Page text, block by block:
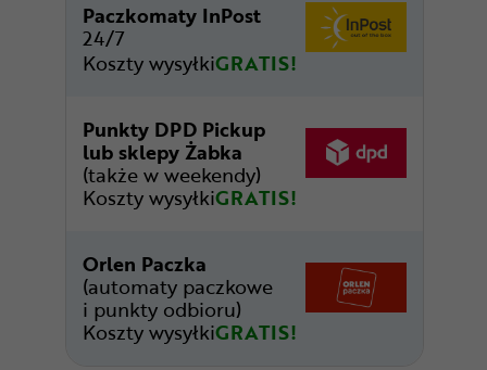
Paczkomaty InPost
24/7
Koszty wysyłkiGRATIS!
Punkty DPD Pickup
lub sklepy Żabka
(także w weekendy)
Koszty wysyłkiGRATIS!
Orlen Paczka
(automaty paczkowe
i punkty odbioru)
Koszty wysyłkiGRATIS!